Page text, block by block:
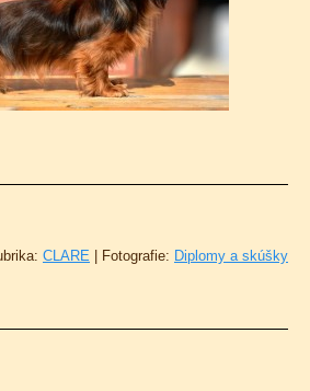
CLARE Fotografie: Diplomy a skúšky